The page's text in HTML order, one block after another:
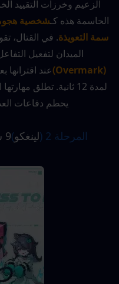
الحاسمة هذه كـ
سمة التعويذة
الميدان لتفعيل
(Overmark)
يحطم دفاعات
المرحلة 2 ( لينغكو)9 سبتمبر 2026 – 30 سبتمبر 2026